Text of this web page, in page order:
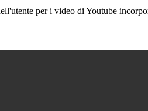
per i video di Youtube